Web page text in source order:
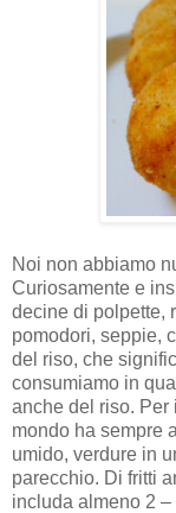
Noi non abbiamo
Curiosamente e
decine di polpette,
pomodori, seppie,
del riso, che
consumiamo in
anche del riso. Per
mondo ha sempre
umido, verdure in
parecchio. Di fritti
includa almeno 2 –